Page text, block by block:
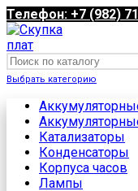
Телефон: +7 (982)
Выбрать категорию
Катализаторы
Конденсаторы
Корпуса часов
Лампы